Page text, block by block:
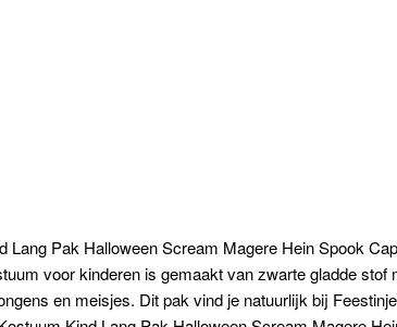
Lang Pak Halloween Scream Magere Hein Spook
voor kinderen is gemaakt van zwarte gladde stof
en meisjes. Dit pak vind je natuurlijk bij